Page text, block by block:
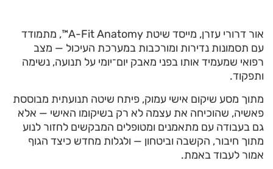
אור דרורי עזרן, מייסד שיטת A-Fit Anatomy™, מתמודד
עם תסמונות נדירות ומורכבות במערכת העיכול — מצב
רפואי שמעמיד אותו בפני מאבק יום־יומי על תנועה, נשימה
ותפקוד.
מתוך מסע שיקום אישי עמוק, פיתח שיטה תנועתית מבוססת
פאשיה, שהוכיחה את עצמה לא רק בשיקומו האישי — אלא
גם בעבודה עם מתאמנים ומטופלים המבקשים לחזור לנוע
מתוך חיבור, הקשבה וביטחון — ולגלות מחדש כיצד הגוף
אמור לעבוד באמת.